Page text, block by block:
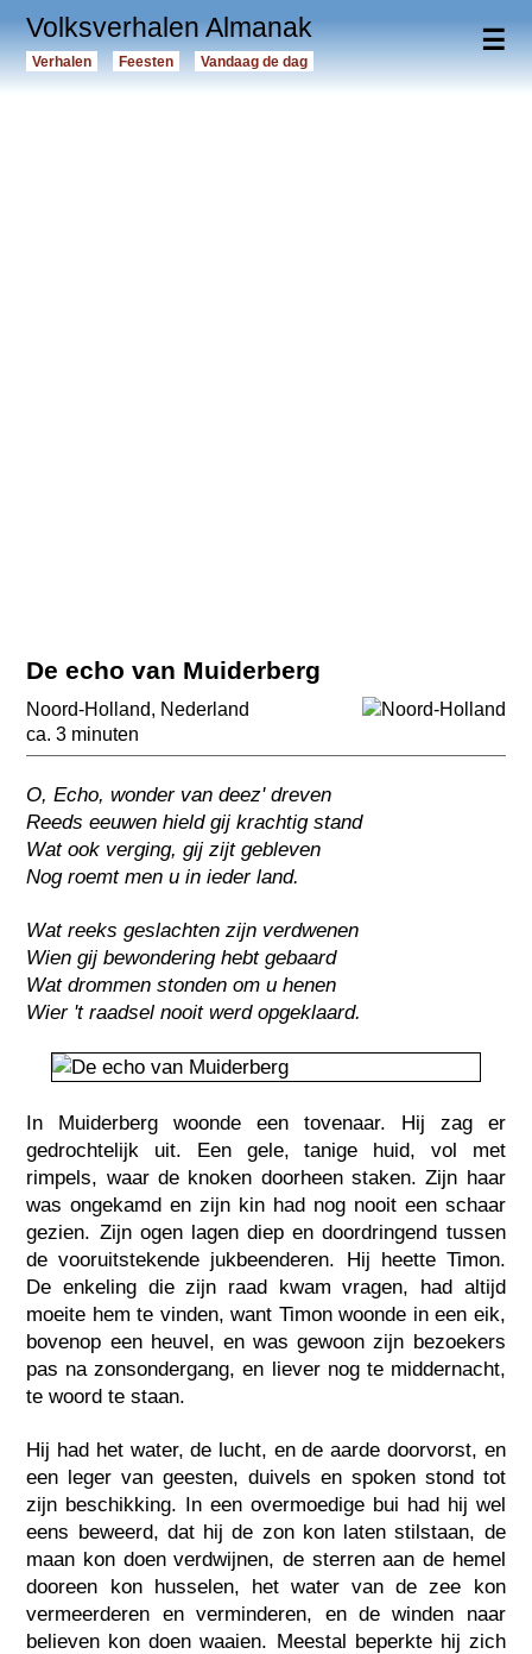
☰
Volksverhalen Almanak
Verhalen Feesten Vandaag de dag
De echo van Muiderberg
Noord-Holland, Nederland
ca. 3 minuten
O, Echo, wonder van deez' dreven
Reeds eeuwen hield gij krachtig stand
Wat ook verging, gij zijt gebleven
Nog roemt men u in ieder land.
Wat reeks geslachten zijn verdwenen
Wien gij bewondering hebt gebaard
Wat drommen stonden om u henen
Wier 't raadsel nooit werd opgeklaard.
In Muiderberg woonde een tovenaar. Hij zag er
gedrochtelijk uit. Een gele, tanige huid, vol met
rimpels, waar de knoken doorheen staken. Zijn haar
was ongekamd en zijn kin had nog nooit een schaar
gezien. Zijn ogen lagen diep en doordringend tussen
de vooruitstekende jukbeenderen. Hij heette Timon.
De enkeling die zijn raad kwam vragen, had altijd
moeite hem te vinden, want Timon woonde in een eik,
bovenop een heuvel, en was gewoon zijn bezoekers
pas na zonsondergang, en liever nog te middernacht,
te woord te staan.
Hij had het water, de lucht, en de aarde doorvorst, en
een leger van geesten, duivels en spoken stond tot
zijn beschikking. In een overmoedige bui had hij wel
eens beweerd, dat hij de zon kon laten stilstaan, de
maan kon doen verdwijnen, de sterren aan de hemel
dooreen kon husselen, het water van de zee kon
vermeerderen en verminderen, en de winden naar
believen kon doen waaien. Meestal beperkte hij zich